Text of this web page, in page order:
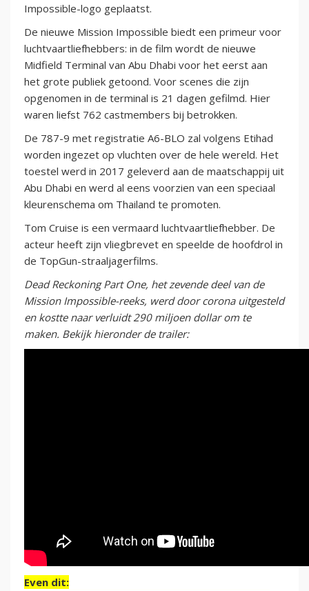
Impossible-logo geplaatst.
De nieuwe Mission Impossible biedt een primeur voor
luchtvaartliefhebbers: in de film wordt de nieuwe
Midfield Terminal van Abu Dhabi voor het eerst aan
het grote publiek getoond. Voor scenes die zijn
opgenomen in de terminal is 21 dagen gefilmd. Hier
waren liefst 762 castmembers bij betrokken.
De 787-9 met registratie A6-BLO zal volgens Etihad
worden ingezet op vluchten over de hele wereld. Het
toestel werd in 2017 geleverd aan de maatschappij uit
Abu Dhabi en werd al eens voorzien van een speciaal
kleurenschema om Thailand te promoten.
Tom Cruise is een vermaard luchtvaartliefhebber. De
acteur heeft zijn vliegbrevet en speelde de hoofdrol in
de TopGun-straaljagerfilms.
Dead Reckoning Part One, het zevende deel van de
Mission Impossible-reeks, werd door corona uitgesteld
en kostte naar verluidt 290 miljoen dollar om te
maken. Bekijk hieronder de trailer:
Even dit: